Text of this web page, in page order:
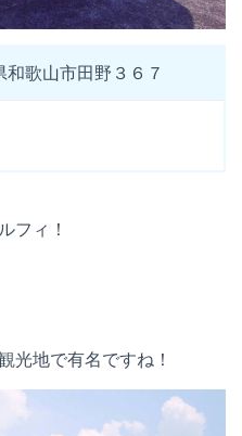
歌山市田野３６７
フィ！
光地で有名ですね！